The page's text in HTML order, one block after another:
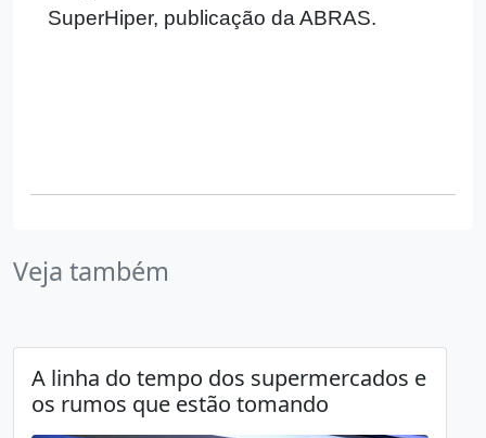
SuperHiper, publicação da ABRAS.
Veja também
A linha do tempo dos supermercados e
os rumos que estão tomando